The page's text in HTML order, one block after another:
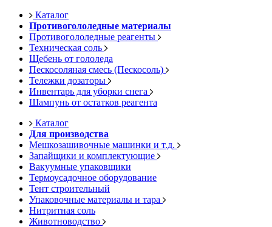
Каталог
Противогололедные материалы
Противогололедные реагенты
Техническая соль
Щебень от гололеда
Пескосоляная смесь (Пескосоль)
Тележки дозаторы
Инвентарь для уборки снега
Шампунь от остатков реагента
Каталог
Для производства
Мешкозашивочные машинки и т.д.
Запайщики и комплектующие
Вакуумные упаковщики
Термоусадочное оборудование
Тент строительный
Упаковочные материалы и тара
Нитритная соль
Животноводство